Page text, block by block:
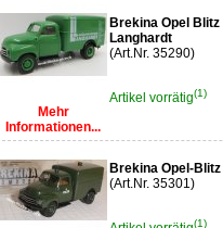
Mehr
Informationen...
Brekina Opel
Langhardt
(Art.Nr. 35290)
Artikel vorrätig(1)
Brekina Opel-
(Art.Nr. 35301)
(1)